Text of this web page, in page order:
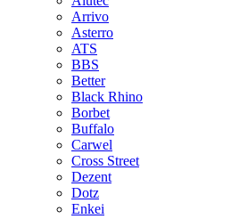
Arrivo
Asterro
ATS
BBS
Better
Black Rhino
Borbet
Buffalo
Carwel
Cross Street
Dezent
Dotz
Enkei